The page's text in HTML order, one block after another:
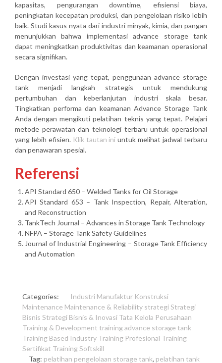
kapasitas, pengurangan downtime, efisiensi biaya,
peningkatan kecepatan produksi, dan pengelolaan risiko lebih
baik. Studi kasus nyata dari industri minyak, kimia, dan pangan
menunjukkan bahwa implementasi advance storage tank
dapat meningkatkan produktivitas dan keamanan operasional
secara signifikan.
Dengan investasi yang tepat, penggunaan advance storage
tank menjadi langkah strategis untuk mendukung
pertumbuhan dan keberlanjutan industri skala besar.
Tingkatkan performa dan keamanan Advance Storage Tank
Anda dengan mengikuti pelatihan teknis yang tepat. Pelajari
metode perawatan dan teknologi terbaru untuk operasional
yang lebih efisien. Klik tautan ini untuk melihat jadwal terbaru
dan penawaran spesial.
Referensi
API Standard 650 – Welded Tanks for Oil Storage
API Standard 653 – Tank Inspection, Repair, Alteration,
and Reconstruction
TankTech Journal – Advances in Storage Tank Technology
NFPA – Storage Tank Safety Guidelines
Journal of Industrial Engineering – Storage Tank Efficiency
and Automation
Categories: Industri Manufaktur Konstruksi
Maintenance Maintenance & Reliability strategiStrategi
Bisnis Strategi Bisnis & Inovasi Tata Kelola Perusahaan
Training & Development training advance storage tank
Training Based Industry Training Profesional Training
Sertifikat Training Softskill
Tag: pelatihan pengelolaan storage tank, pelatihan tank